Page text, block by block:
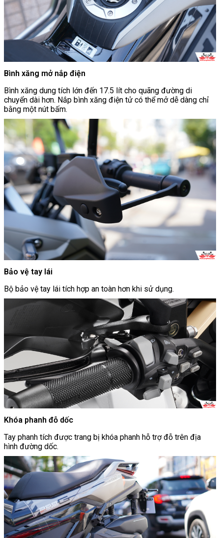
Bình xăng mở nắp điện
Bình xăng dung tích lớn đến 17.5 lít cho quãng đường di
chuyển dài hơn. Nắp bình xăng điện tử có thể mở dễ dàng chỉ
bằng một nút bấm.
Bảo vệ tay lái
Bộ bảo vệ tay lái tích hợp an toàn hơn khi sử dụng.
Khóa phanh đỗ dốc
Tay phanh tích được trang bị khóa phanh hỗ trợ đỗ trên địa
hình đường dốc.